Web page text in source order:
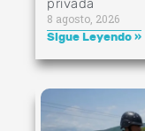
8 agosto, 2026
Sigue Leyendo »